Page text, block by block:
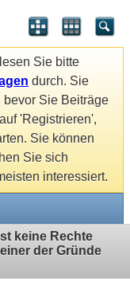
Sie bitte
durch. Sie
bevor Sie Beiträge
'Registrieren',
Sie können
Sie sich
interessiert.
keine Rechte
der Gründe